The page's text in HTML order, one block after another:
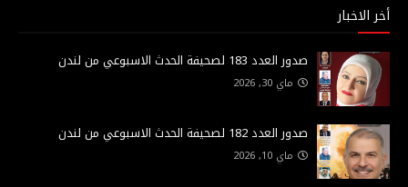
أخر الاخبار
صدور العدد 183 لصحيفة الحدث الاسبوعي من لندن
ماي 30, 2026
صدور العدد 182 لصحيفة الحدث الاسبوعي من لندن
ماي 10, 2026